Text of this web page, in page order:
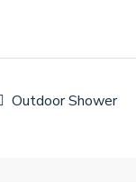
Outdoor Shower